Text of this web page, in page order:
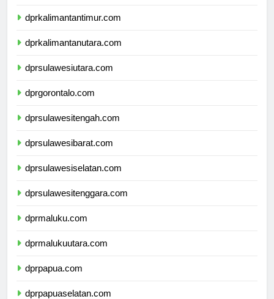
dprkalimantantimur.com
dprkalimantanutara.com
dprsulawesiutara.com
dprgorontalo.com
dprsulawesitengah.com
dprsulawesibarat.com
dprsulawesiselatan.com
dprsulawesitenggara.com
dprmaluku.com
dprmalukuutara.com
dprpapua.com
dprpapuaselatan.com